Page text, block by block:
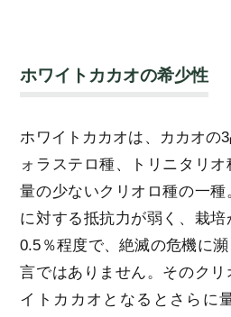
ホワイトカカオの希少性
ホワイトカカオは、カカオの
ォラステロ種、トリニタリ
量の少ないクリオロ種の一
に対する抵抗力が弱く、栽
0.5％程度で、絶滅の危機に
言ではありません。そのク
イトカカオとなるとさらに